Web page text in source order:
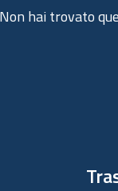
Non hai trovato